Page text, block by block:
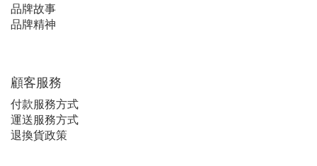
品牌故事
品牌精神
顧客服務
付款服務方式
運送服務方式
退換貨政策